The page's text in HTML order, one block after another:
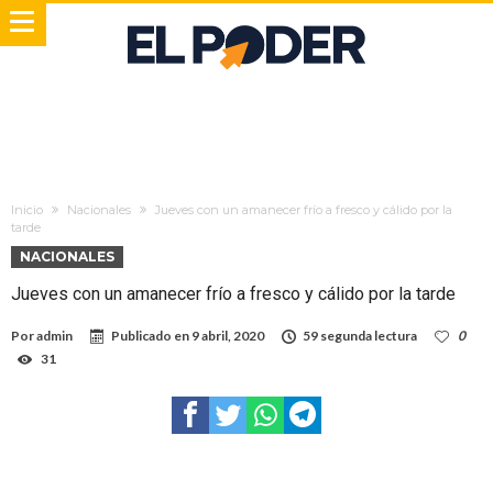
Inicio Nacionales
Jueves con un amanecer frí­o a fresco y cálido por la
tarde
NACIONALES
Jueves con un amanecer frí­o a fresco y cálido por la tarde
Poradmin Publicado en 9 abril, 2020 59 segunda lectura
0
31